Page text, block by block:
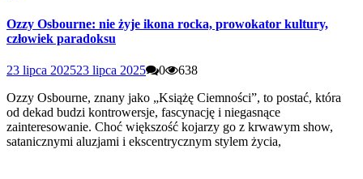
Ozzy Osbourne: nie żyje ikona rocka, prowokator kultury,
człowiek paradoksu
23 lipca 202523 lipca 2025 0
638
Ozzy Osbourne, znany jako „Książę Ciemności”, to postać, która
od dekad budzi kontrowersje, fascynację i niegasnące
zainteresowanie. Choć większość kojarzy go z krwawym show,
satanicznymi aluzjami i ekscentrycznym stylem życia,